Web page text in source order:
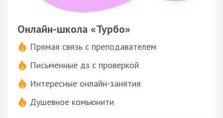
Онлайн-школа «Турбо»
Прямая связь с преподавателем
Письменные дз с проверкой
Интересные онлайн-занятия
Душевное комьюнити